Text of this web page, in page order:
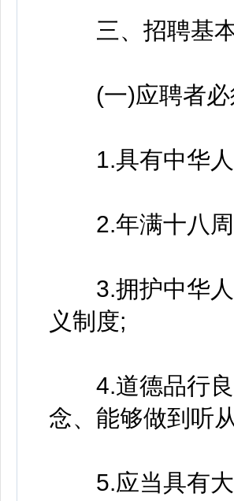
三、招聘基
(一)应聘者必
1.具有中华人
2.年满十八周
3.拥护中华人
义制度;
4.道德品行良
念、能够做到听
5.应当具有大